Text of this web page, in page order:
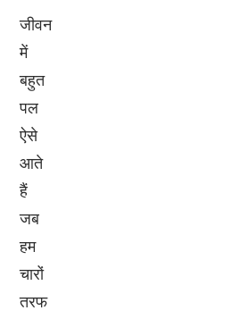
जीवन
में
बहुत
पल
ऐसे
आते
हैं
जब
हम
चारों
तरफ